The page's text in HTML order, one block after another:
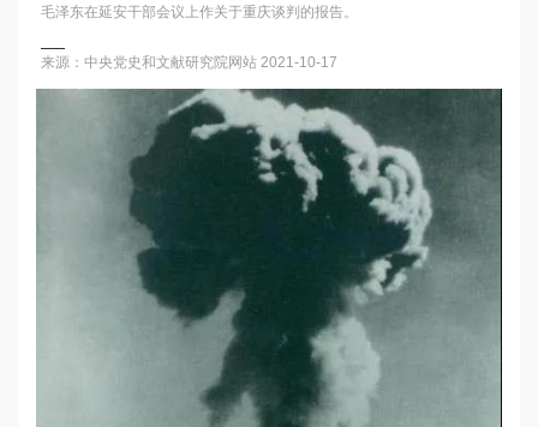
毛泽东在延安干部会议上作关于重庆谈判的报告。
来源：中央党史和文献研究院网站 2021-10-17